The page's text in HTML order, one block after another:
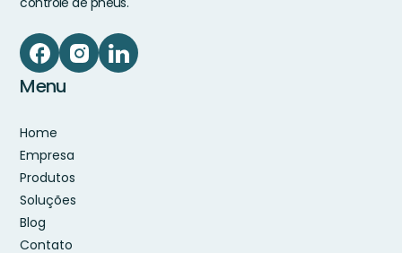
Menu
Home
Empresa
Produtos
Soluções
Blog
Contato